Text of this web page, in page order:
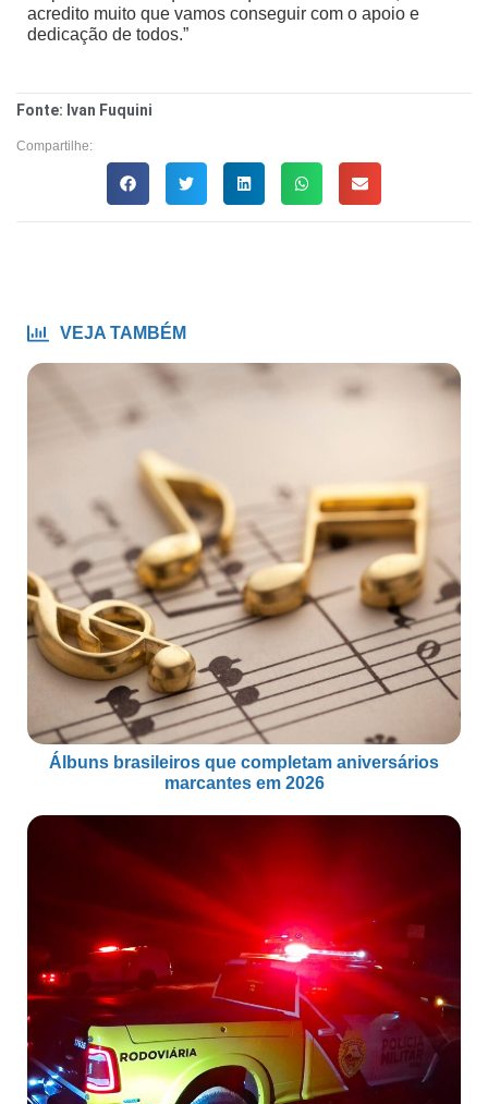
acredito muito que vamos conseguir com o apoio e
dedicação de todos.”
Fonte: Ivan Fuquini
Compartilhe:
VEJA TAMBÉM
Álbuns brasileiros que completam aniversários
marcantes em 2026